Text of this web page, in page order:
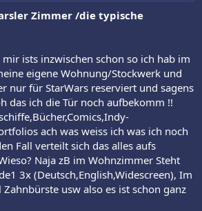
Zimmer /die typische
ists inzwischen schon so ich hab im
eigene Wohnung/Stockwerk und
nur für StarWars reserviert und sagens
das ich die Tür noch aufbekomm !!
ach was weiss ich was ich noch
Fall verteilt sich das alles aufs
Naja zB im Wohnzimmer Steht
3x (Deutsch,English,Widescreen), Im
usw also es ist schon ganz